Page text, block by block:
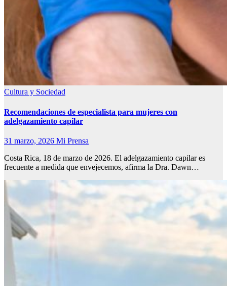
Cultura y Sociedad
Recomendaciones de especialista para mujeres con
adelgazamiento capilar
31 marzo, 2026 Mi Prensa
Costa Rica, 18 de marzo de 2026. El adelgazamiento capilar es
frecuente a medida que envejecemos, afirma la Dra. Dawn…